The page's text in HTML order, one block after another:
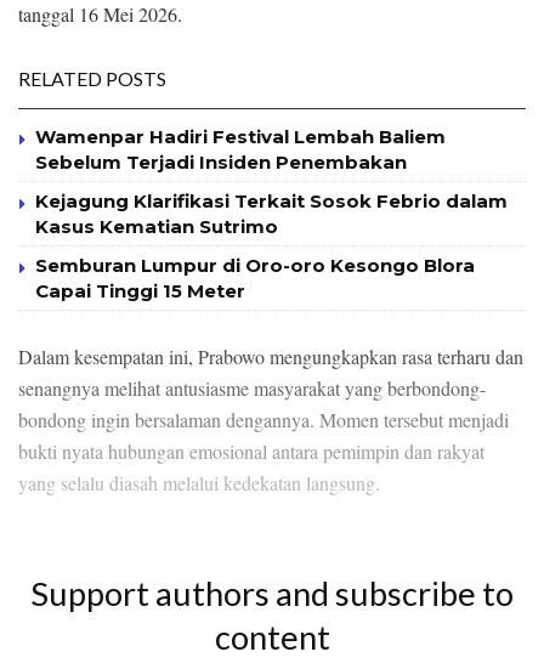
tanggal 16 Mei 2026.
RELATED POSTS
Wamenpar Hadiri Festival Lembah Baliem
Sebelum Terjadi Insiden Penembakan
Kejagung Klarifikasi Terkait Sosok Febrio dalam
Kasus Kematian Sutrimo
Semburan Lumpur di Oro-oro Kesongo Blora
Capai Tinggi 15 Meter
Dalam kesempatan ini, Prabowo mengungkapkan rasa terharu dan
senangnya melihat antusiasme masyarakat yang berbondong-
bondong ingin bersalaman dengannya. Momen tersebut menjadi
bukti nyata hubungan emosional antara pemimpin dan rakyat
yang selalu diasah melalui kedekatan langsung.
Support authors and subscribe to
content